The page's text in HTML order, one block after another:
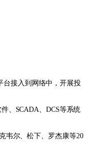
台接入到网络中，开展投
、SCADA、DCS等系统
韦尔、松下、罗杰康等20